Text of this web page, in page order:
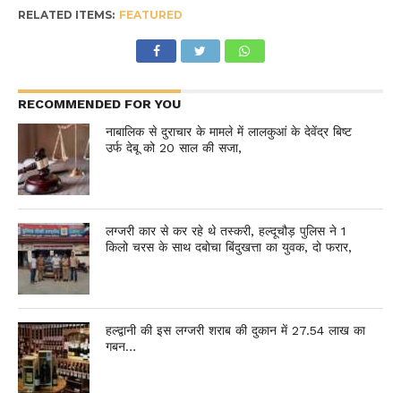
RELATED ITEMS: FEATURED
RECOMMENDED FOR YOU
नाबालिक से दुराचार के मामले में लालकुआं के देवेंद्र बिष्ट
उर्फ देबू को 20 साल की सजा,
लग्जरी कार से कर रहे थे तस्करी, हल्दूचौड़ पुलिस ने 1
किलो चरस के साथ दबोचा बिंदुखत्ता का युवक, दो फरार,
हल्द्वानी की इस लग्जरी शराब की दुकान में 27.54 लाख का
गबन…